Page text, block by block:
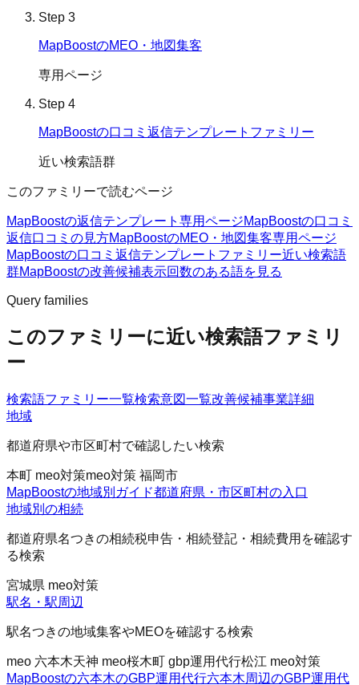
Step 3
MapBoostのMEO・地図集客
専用ページ
Step 4
MapBoostの口コミ返信テンプレートファミリー
近い検索語群
このファミリーで読むページ
MapBoostの返信テンプレート 専用ページMapBoostの口コミ
返信口コミの見方MapBoostのMEO・地図集客専用ページ
MapBoostの口コミ返信テンプレートファミリー近い検索語
群MapBoostの改善候補表示回数のある語を見る
Query families
このファミリーに近い検索語ファミリ
ー
検索語ファミリー一覧検索意図一覧改善候補事業詳細
地域
都道府県や市区町村で確認したい検索
本町 meo対策meo対策 福岡市
MapBoostの地域別ガイド都道府県・市区町村の入口
地域別の相続
都道府県名つきの相続税申告・相続登記・相続費用を確認す
る検索
宮城県 meo対策
駅名・駅周辺
駅名つきの地域集客やMEOを確認する検索
meo 六本木天神 meo桜木町 gbp運用代行松江 meo対策
MapBoostの六本木のGBP運用代行六本木周辺のGBP運用代